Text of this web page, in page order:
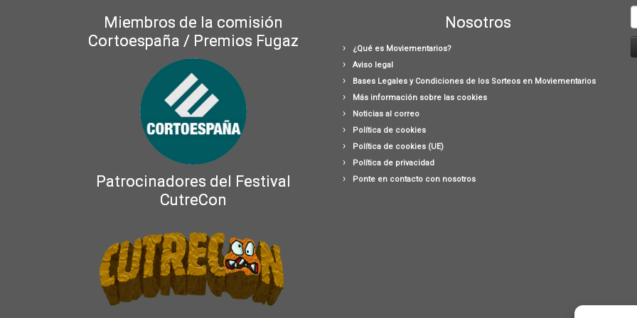
Miembros de la comisión
Cortoespaña / Premios Fugaz
Patrocinadores del Festival
CutreCon
Nosotros
¿Qué es Moviementarios?
Aviso legal
Bases Legales y Condiciones de los Sorteos en Moviementarios
Más información sobre las cookies
Noticias al correo
Política de cookies
Política de cookies (UE)
Política de privacidad
Ponte en contacto con nosotros